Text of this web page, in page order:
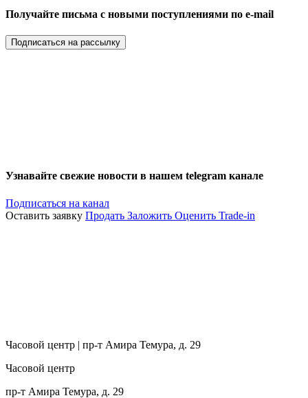
Получайте письма с новыми поступлениями по e-mail
Подписаться на рассылку
Узнавайте свежие новости в нашем telegram канале
Подписаться на канал
Оставить заявку Продать Заложить Оценить Trade-in
Часовой центр | пр-т Амира Темура, д. 29
Часовой центр
пр-т Амира Темура, д. 29